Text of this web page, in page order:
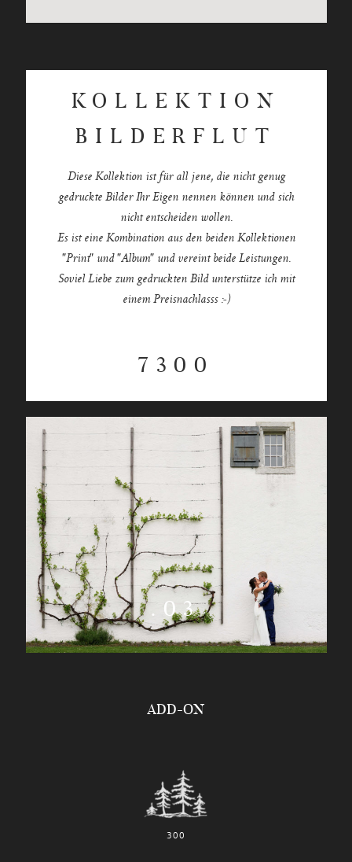
.03
KOLLEKTION
BILDERFLUT
Diese Kollektion ist für all jene, die nicht genug
gedruckte Bilder Ihr Eigen nennen können und sich
nicht entscheiden wollen.
Es ist eine Kombination aus den beiden Kollektionen
"Print" und "Album" und vereint beide Leistungen.
Soviel Liebe zum gedruckten Bild unterstütze ich mit
einem Preisnachlasss :-)
7300
ADD-ON
300